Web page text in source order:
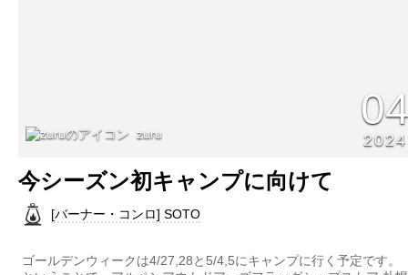
zuru 2024
今シーズン初キャンプに向けて
[バーナー・コンロ] SOTO
ゴールデンウィークは4/27,28と5/4,5にキャンプに行く予定です。